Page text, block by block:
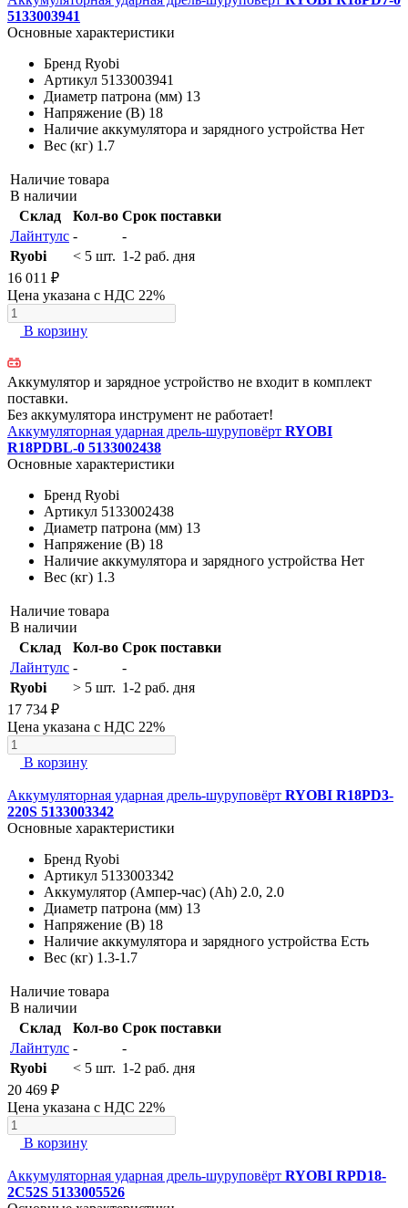
5133003941
Основные характеристики
Бренд Ryobi
Артикул 5133003941
Диаметр патрона (мм) 13
Напряжение (В) 18
Наличие аккумулятора и зарядного устройства Нет
Вес (кг) 1.7
Наличие товара
В наличии
Склад
Кол-во Срок поставки
Лайнтулс -
-
Ryobi
< 5 шт. 1-2 раб. дня
16 011 ₽
Цена указана с НДС 22%
В корзину
Аккумулятор и зарядное устройство не входит в комплект
поставки.
Без аккумулятора инструмент не работает!
Аккумуляторная ударная дрель-шуруповёрт RYOBI
R18PDBL-0 5133002438
Основные характеристики
Бренд Ryobi
Артикул 5133002438
Диаметр патрона (мм) 13
Напряжение (В) 18
Наличие аккумулятора и зарядного устройства Нет
Вес (кг) 1.3
Наличие товара
В наличии
Склад
Кол-во Срок поставки
Лайнтулс -
-
Ryobi
> 5 шт. 1-2 раб. дня
17 734 ₽
Цена указана с НДС 22%
В корзину
Аккумуляторная ударная дрель-шуруповёрт RYOBI R18PD3-
220S 5133003342
Основные характеристики
Бренд Ryobi
Артикул 5133003342
Аккумулятор (Ампер-час) (Ah) 2.0, 2.0
Диаметр патрона (мм) 13
Напряжение (В) 18
Наличие аккумулятора и зарядного устройства Есть
Вес (кг) 1.3-1.7
Наличие товара
В наличии
Склад
Кол-во Срок поставки
Лайнтулс -
-
Ryobi
< 5 шт. 1-2 раб. дня
20 469 ₽
Цена указана с НДС 22%
В корзину
Аккумуляторная ударная дрель-шуруповёрт RYOBI RPD18-
2C52S 5133005526